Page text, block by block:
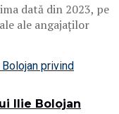
dată din 2023, pe
ale angajaților
Ilie Bolojan